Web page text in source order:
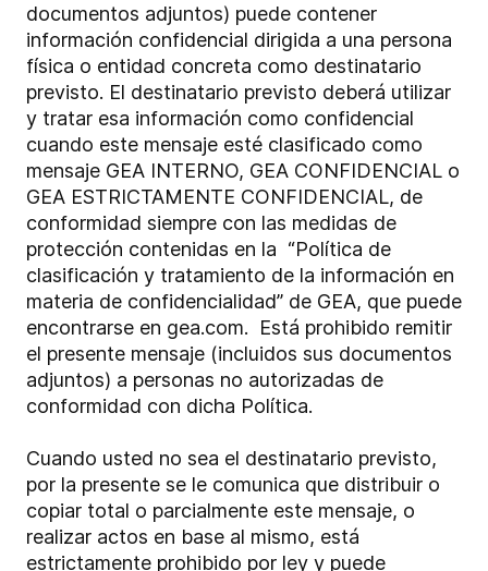
documentos adjuntos) puede contener
información confidencial dirigida a una persona
física o entidad concreta como destinatario
previsto. El destinatario previsto deberá utilizar
y tratar esa información como confidencial
cuando este mensaje esté clasificado como
mensaje GEA INTERNO, GEA CONFIDENCIAL o
GEA ESTRICTAMENTE CONFIDENCIAL, de
conformidad siempre con las medidas de
protección contenidas en la “Política de
clasificación y tratamiento de la información en
materia de confidencialidad” de GEA, que puede
encontrarse en gea.com. Está prohibido remitir
el presente mensaje (incluidos sus documentos
adjuntos) a personas no autorizadas de
conformidad con dicha Política.
Cuando usted no sea el destinatario previsto,
por la presente se le comunica que distribuir o
copiar total o parcialmente este mensaje, o
realizar actos en base al mismo, está
estrictamente prohibido por ley y puede